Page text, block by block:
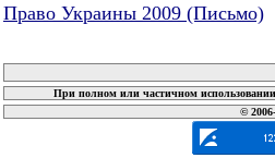
Право Украины 2009 (Письмо)
При полном или частичном
©